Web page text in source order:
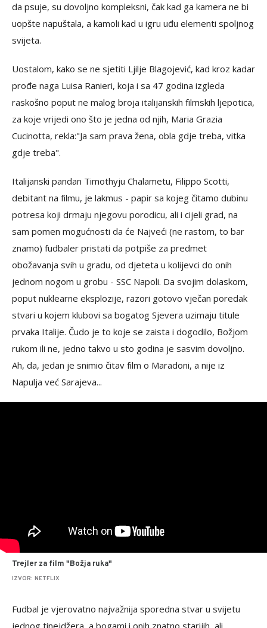
da psuje, su dovoljno kompleksni, čak kad ga kamera ne bi
uopšte napuštala, a kamoli kad u igru uđu elementi spoljnog
svijeta.
Uostalom, kako se ne sjetiti Ljilje Blagojević, kad kroz kadar
prođe naga Luisa Ranieri, koja i sa 47 godina izgleda
raskošno poput ne malog broja italijanskih filmskih ljepotica,
za koje vrijedi ono što je jedna od njih, Maria Grazia
Cucinotta, rekla:"Ja sam prava žena, obla gdje treba, vitka
gdje treba".
Italijanski pandan Timothyju Chalametu, Filippo Scotti,
debitant na filmu, je lakmus - papir sa kojeg čitamo dubinu
potresa koji drmaju njegovu porodicu, ali i cijeli grad, na
sam pomen mogućnosti da će Najveći (ne rastom, to bar
znamo) fudbaler pristati da potpiše za predmet
obožavanja svih u gradu, od djeteta u kolijevci do onih
jednom nogom u grobu - SSC Napoli. Da svojim dolaskom,
poput nuklearne eksplozije, razori gotovo vječan poredak
stvari u kojem klubovi sa bogatog Sjevera uzimaju titule
prvaka Italije. Čudo je to koje se zaista i dogodilo, Božjom
rukom ili ne, jedno takvo u sto godina je sasvim dovoljno.
Ah, da, jedan je snimio čitav film o Maradoni, a nije iz
Napulja već Sarajeva...
Trejler za film "Božja ruka"
IZVOR: NETFLIX
Fudbal je vjerovatno najvažnija sporedna stvar u svijetu
jednog tinejdžera, a bogami i onih znatno starijih, ali